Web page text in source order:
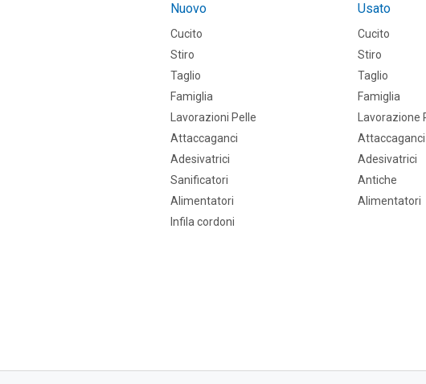
Nuovo
Cucito
Stiro
Taglio
Famiglia
Lavorazioni Pelle
Attaccaganci
Adesivatrici
Sanificatori
Alimentatori
Infila cordoni
Usato
Cucito
Stiro
Taglio
Famiglia
Lavorazione
Attaccaganci
Adesivatrici
Antiche
Alimentatori